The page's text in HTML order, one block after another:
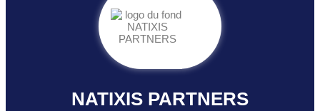
NATIXIS PARTNERS